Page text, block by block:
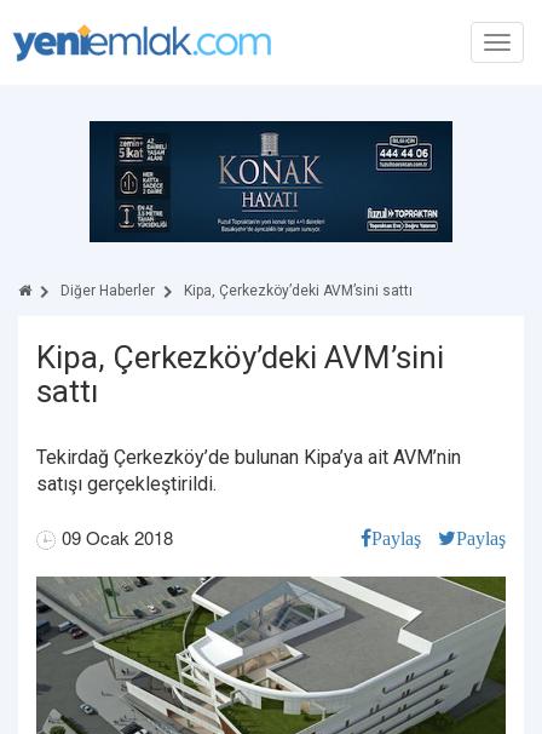
Diğer Haberler Kipa, Çerkezköy’deki AVM’sini sattı
Kipa, Çerkezköy’deki AVM’sini
sattı
Tekirdağ Çerkezköy’de bulunan Kipa’ya ait AVM’nin
satışı gerçekleştirildi.
09 Ocak 2018 Paylaş Paylaş